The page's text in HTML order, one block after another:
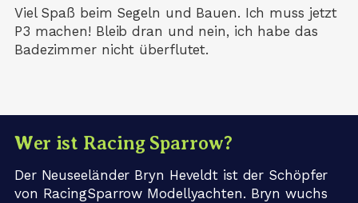
Viel Spaß beim Segeln und Bauen. Ich muss jetzt
P3 machen! Bleib dran und nein, ich habe das
Badezimmer nicht überflutet.
Wer ist Racing Sparrow?
Der Neuseeländer Bryn Heveldt ist der Schöpfer
von RacingSparrow Modellyachten. Bryn wuchs